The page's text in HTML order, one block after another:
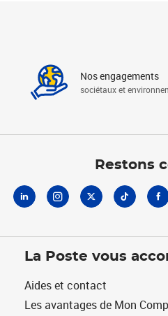
Nos engagements
sociétaux et
Restons
La Poste vous
Aides et contact
Les avantages de Mon